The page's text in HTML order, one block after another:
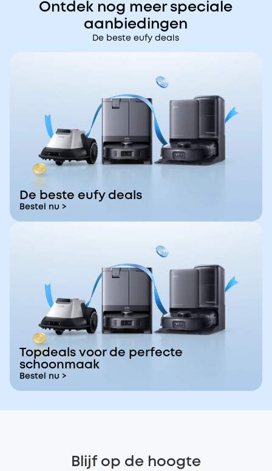
Ontdek nog meer speciale
aanbiedingen
De beste eufy deals
De beste eufy deals
Bestel nu >
Topdeals voor de perfecte
schoonmaak
Bestel nu >
Blijf op de hoogte